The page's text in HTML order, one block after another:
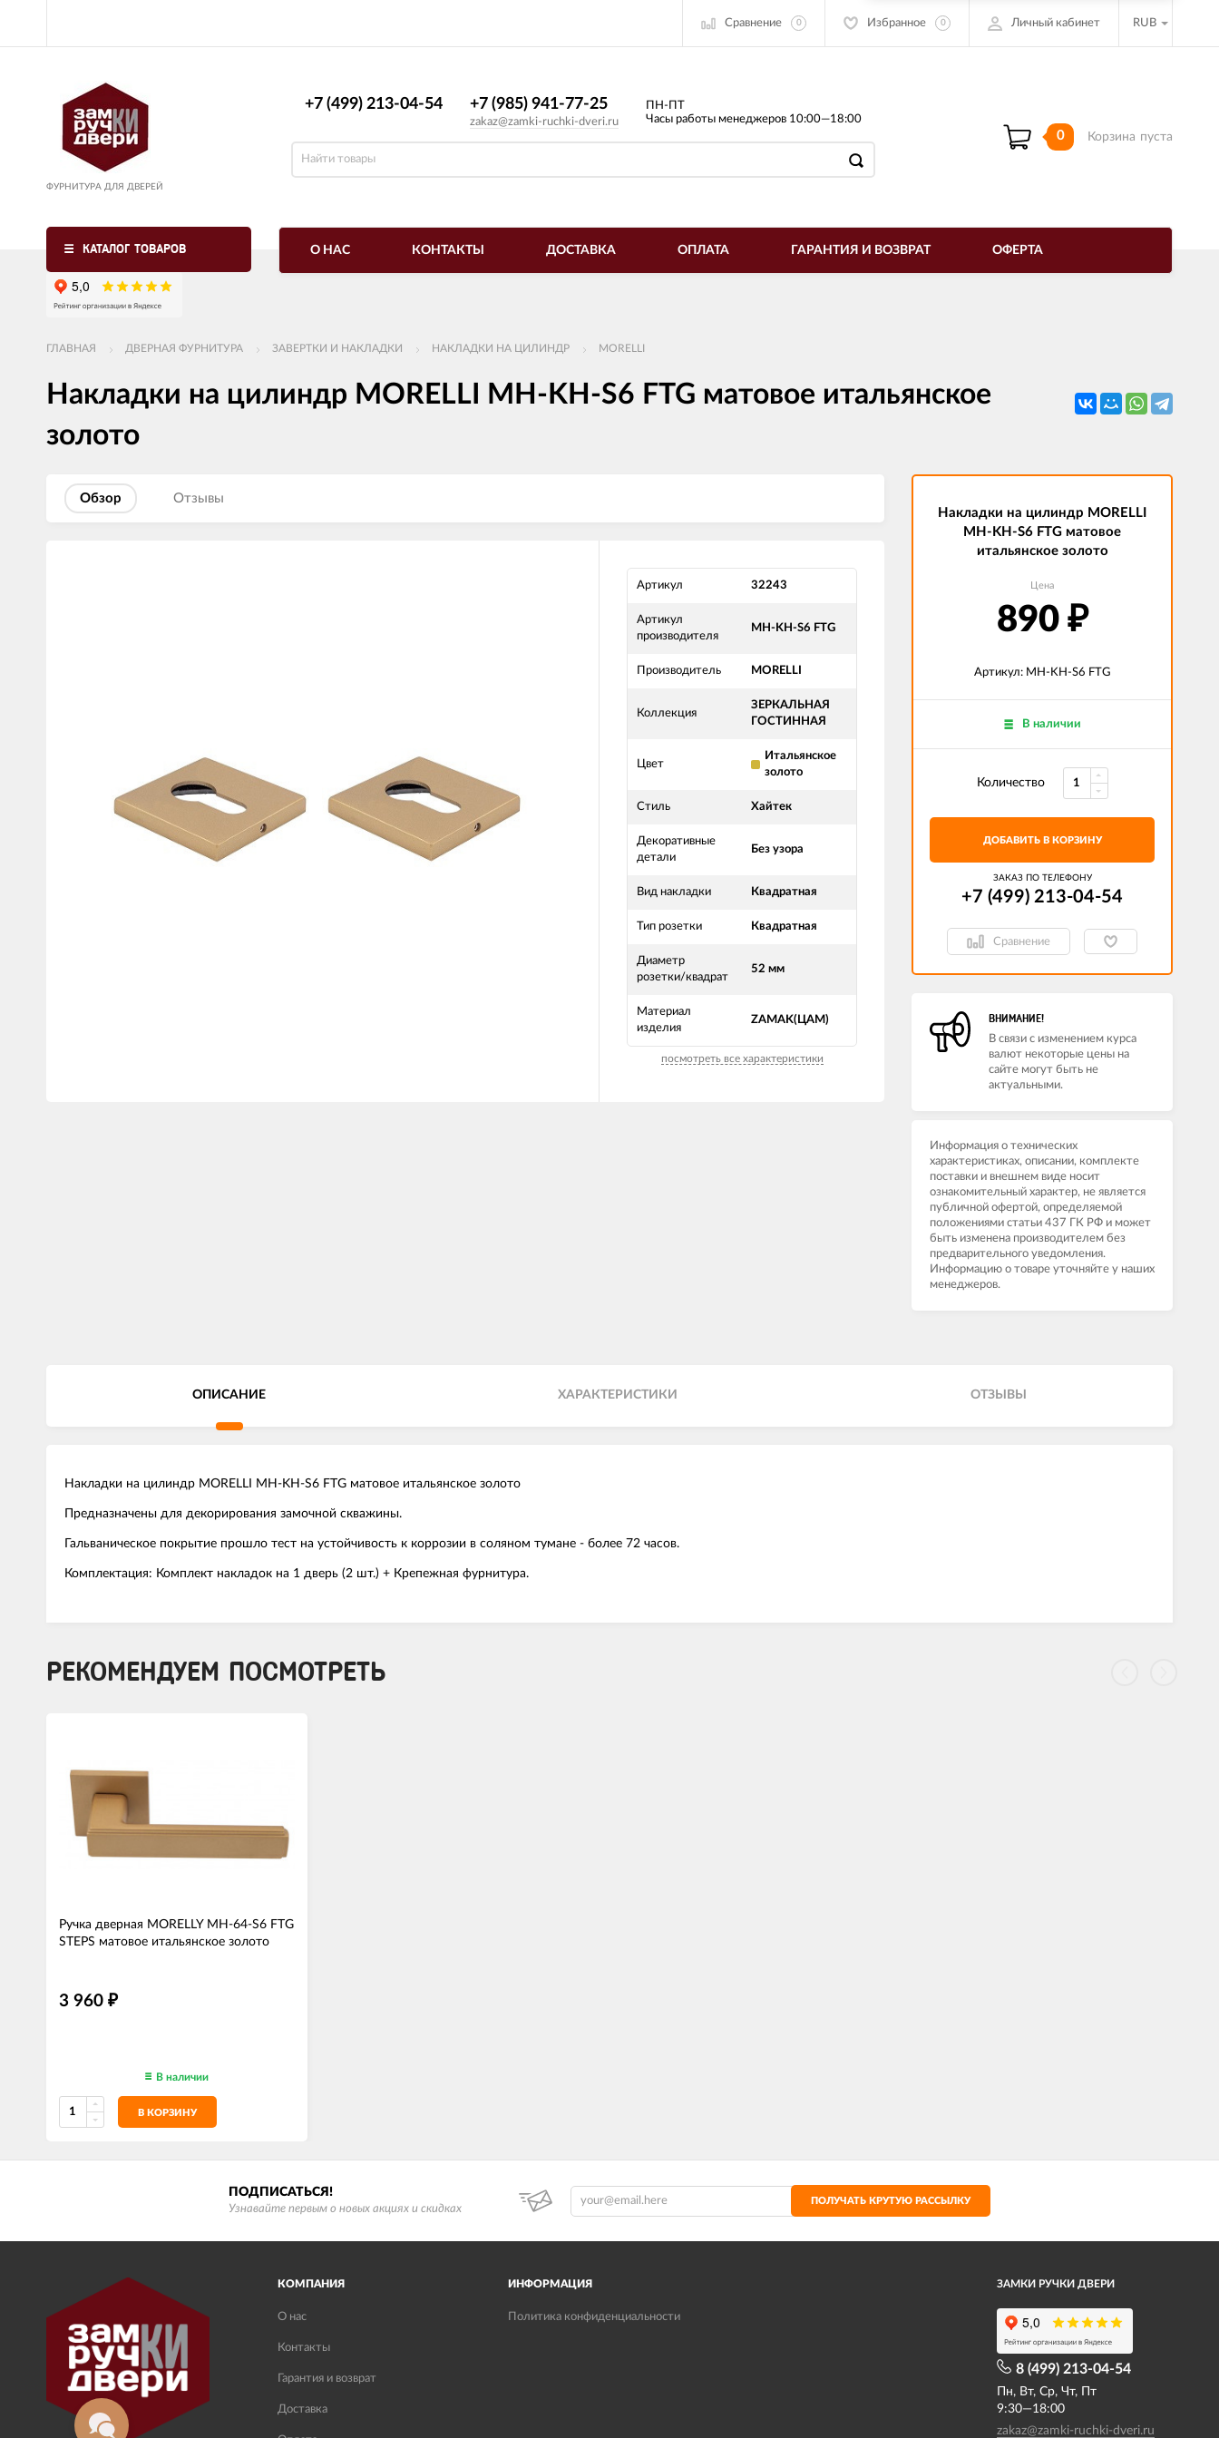
Сравнение 0 Избранное 0 Личный кабинет RUB
ФУРНИТУРА ДЛЯ ДВЕРЕЙ
+7 (499) 213-04-54​ +7 (985) 941-77-25
zakaz@zamki-ruchki-dveri.ru
ПН-ПТ
Часы работы менеджеров 10:00—18:00
0 Корзина пуста
КАТАЛОГ ТОВАРОВ О НАС КОНТАКТЫ ДОСТАВКА ОПЛАТА ГАРАНТИЯ И ВОЗВРАТ ОФЕРТА
ГЛАВНАЯ ДВЕРНАЯ ФУРНИТУРА ЗАВЕРТКИ И НАКЛАДКИ НАКЛАДКИ НА ЦИЛИНДР MORELLI
Накладки на цилиндр MORELLI MH-KH-S6 FTG матовое итальянское
золото
Обзор Отзывы
Артикул 32243
Артикул
производителя
MH-KH-S6 FTG
Производитель MORELLI
Коллекция
ЗЕРКАЛЬНАЯ
ГОСТИННАЯ
Цвет
Итальянское
золото
Стиль Хайтек
Декоративные
детали
Без узора
Вид накладки Квадратная
Тип розетки Квадратная
Диаметр
розетки/квадрат
52 мм
Материал
изделия
ZAMAK(ЦАМ)
посмотреть все характеристики
Накладки на цилиндр MORELLI
MH-KH-S6 FTG матовое
итальянское золото
Цена
890 ₽
Артикул: MH-KH-S6 FTG
В наличии
Количество
ДОБАВИТЬ В КОРЗИНУ
ЗАКАЗ ПО ТЕЛЕФОНУ
+7 (499) 213-04-54​
Сравнение
ВНИМАНИЕ!
В связи с изменением курса
валют некоторые цены на
сайте могут быть не
актуальными.
Информация о технических
характеристиках, описании, комплекте
поставки и внешнем виде носит
ознакомительный характер, не является
публичной офертой, определяемой
положениями статьи 437 ГК РФ и может
быть изменена производителем без
предварительного уведомления.
Информацию о товаре уточняйте у наших
менеджеров.
ОПИСАНИЕ ХАРАКТЕРИСТИКИ ОТЗЫВЫ
Накладки на цилиндр MORELLI MH-KH-S6 FTG матовое итальянское золото
Предназначены для декорирования замочной скважины.
Гальваническое покрытие прошло тест на устойчивость к коррозии в соляном тумане - более 72 часов.
Комплектация: Комплект накладок на 1 дверь (2 шт.) + Крепежная фурнитура.
РЕКОМЕНДУЕМ ПОСМОТРЕТЬ
Ручка дверная MORELLY MH-64-S6 FTG
STEPS матовое итальянское золото
3 960 ₽
В наличии
В КОРЗИНУ
ПОДПИСАТЬСЯ!
Узнавайте первым о новых акциях и скидках
ПОЛУЧАТЬ КРУТУЮ РАССЫЛКУ
КОМПАНИЯ
О нас
Контакты
Гарантия и возврат
Доставка
ИНФОРМАЦИЯ
Политика конфиденциальности
ЗАМКИ РУЧКИ ДВЕРИ
8 (499) 213-04-54​
Пн, Вт, Ср, Чт, Пт
9:30—18:00
zakaz@zamki-ruchki-dveri.ru